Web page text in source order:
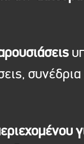
συνέδρια